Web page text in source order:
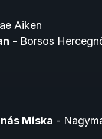
Aiken
- Borsos
Miska -